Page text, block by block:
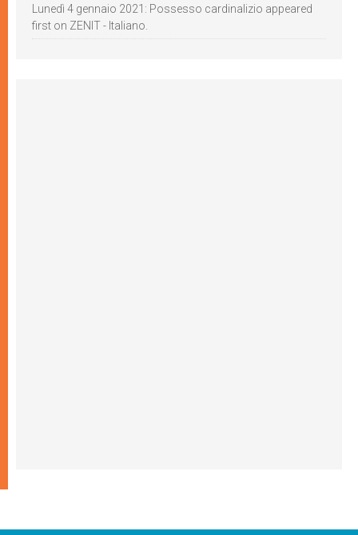
Lunedì 4 gennaio 2021: Possesso cardinalizio appeared
first on ZENIT - Italiano.